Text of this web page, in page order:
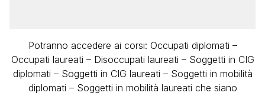
Potranno accedere ai corsi: Occupati diplomati –
Occupati laureati – Disoccupati laureati – Soggetti in CIG
diplomati – Soggetti in CIG laureati – Soggetti in mobilità
diplomati – Soggetti in mobilità laureati che siano